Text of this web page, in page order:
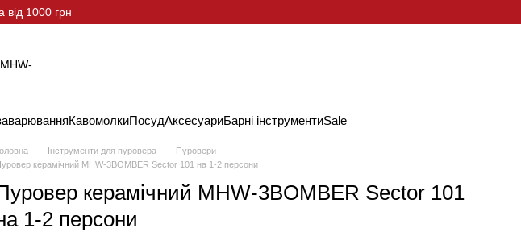
від 1000 грн
КавомолкиПосудАксесуариБарні інструментиSale
Інструменти для пуровера
Пуровери
керамічний MHW-3BOMBER Sector 101 на 1-2 персони
керамічний MHW-3BOMBER Sector 101
1-2 персони